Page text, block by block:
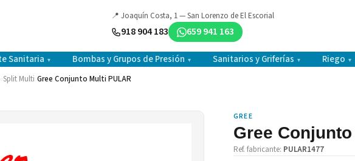
📍 Joaquín Costa, 1 — San Lorenzo de El Escorial
918 904 183 659 941 163
Sanitaria ▾ Bombas y Grupos de Presión ▾ Sanitarios y Griferías ▾ Riego ▾
Split Multi Gree Conjunto Multi PULAR
GREE
Gree
Ref. fabricante: PULAR1477